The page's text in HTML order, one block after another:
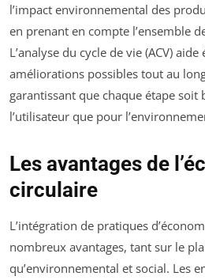
l’impact environnemental des
en prenant en compte l’ensemble
L’analyse du cycle de vie (ACV)
améliorations possibles tout au
garantissant que chaque étape
l’utilisateur que pour
Les avantages de
circulaire
L’intégration de pratiques
nombreux avantages, tant sur le
qu’environnemental et social. Les